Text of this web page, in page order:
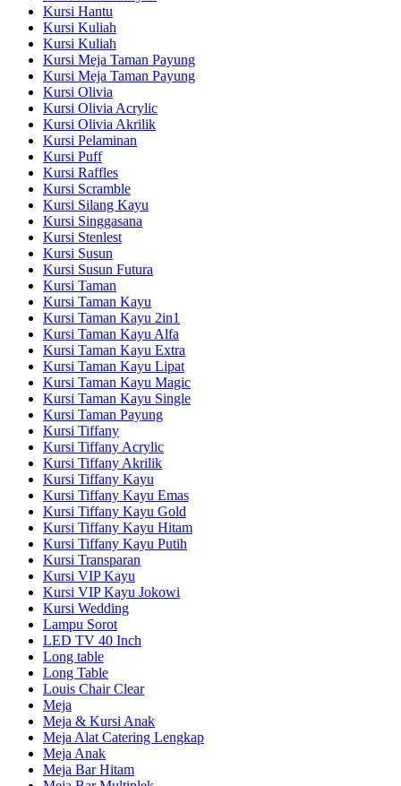
Kursi Hantu
Kursi Kuliah
Kursi Kuliah
Kursi Meja Taman Payung
Kursi Meja Taman Payung
Kursi Olivia
Kursi Olivia Acrylic
Kursi Olivia Akrilik
Kursi Pelaminan
Kursi Puff
Kursi Raffles
Kursi Scramble
Kursi Silang Kayu
Kursi Singgasana
Kursi Stenlest
Kursi Susun
Kursi Susun Futura
Kursi Taman
Kursi Taman Kayu
Kursi Taman Kayu 2in1
Kursi Taman Kayu Alfa
Kursi Taman Kayu Extra
Kursi Taman Kayu Lipat
Kursi Taman Kayu Magic
Kursi Taman Kayu Single
Kursi Taman Payung
Kursi Tiffany
Kursi Tiffany Acrylic
Kursi Tiffany Akrilik
Kursi Tiffany Kayu
Kursi Tiffany Kayu Emas
Kursi Tiffany Kayu Gold
Kursi Tiffany Kayu Hitam
Kursi Tiffany Kayu Putih
Kursi Transparan
Kursi VIP Kayu
Kursi VIP Kayu Jokowi
Kursi Wedding
Lampu Sorot
LED TV 40 Inch
Long table
Long Table
Louis Chair Clear
Meja
Meja & Kursi Anak
Meja Alat Catering Lengkap
Meja Anak
Meja Bar Hitam